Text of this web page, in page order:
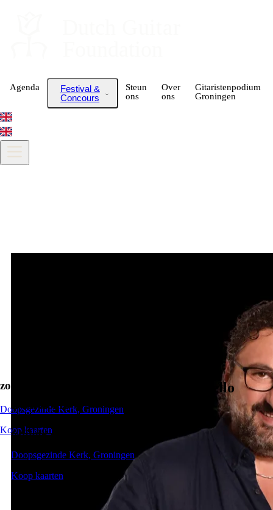
Agenda
Festival &
Concours
Steun
ons
Over
ons
Gitaristenpodium
Groningen
zondag 22 februari 2026
Doopsgezinde Kerk, Groningen
Koop kaarten
Groningen Guitar Festival - Aniello
Desiderio
zondag 22 februari 2026
Doopsgezinde Kerk, Groningen
Koop kaarten